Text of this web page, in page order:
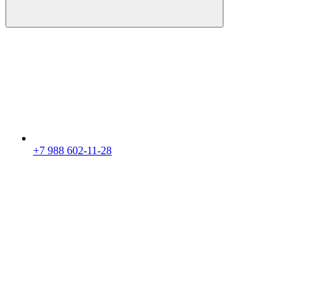
+7 988 602-11-28